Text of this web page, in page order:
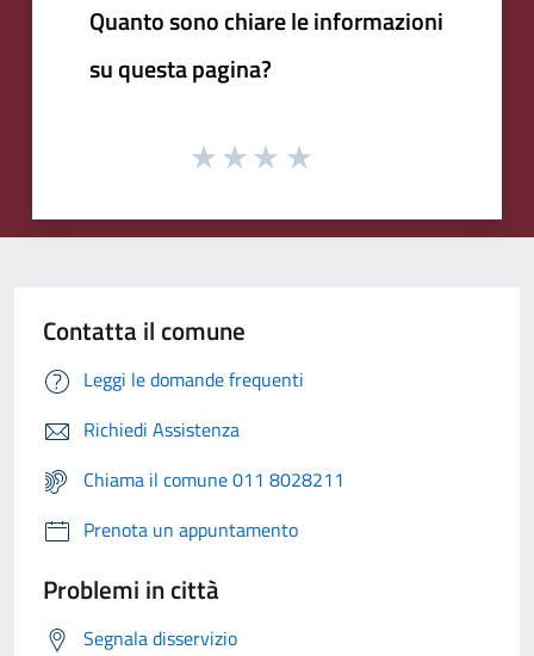
Quanto sono chiare le informazioni
su questa pagina?
Contatta il comune
Leggi le domande frequenti
Richiedi Assistenza
Chiama il comune 011 8028211
Prenota un appuntamento
Problemi in città
Segnala disservizio